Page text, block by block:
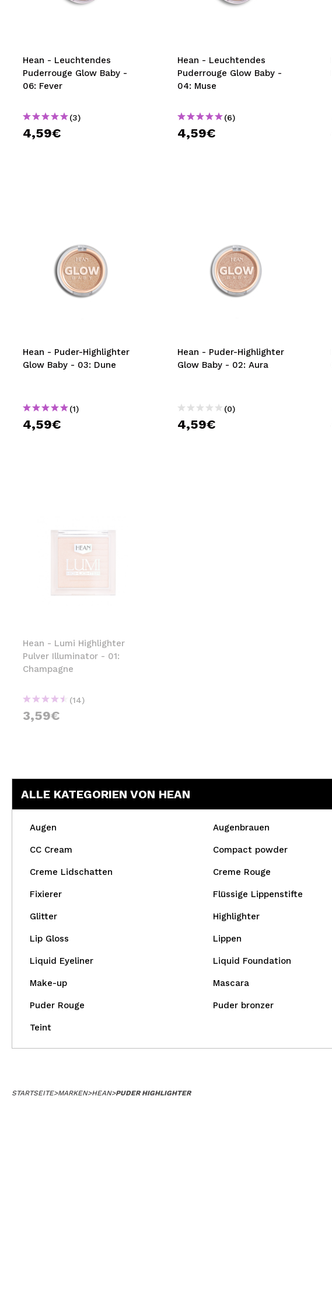
TRAVEL SIZE
NATURE
SPECIALS
OUTLET
Hean - Leuchtendes
Puderrouge Glow Baby -
06: Fever
(3)
4,59€
Hean - Leuchtendes
Puderrouge Glow Baby -
04: Muse
(6)
4,59€
Hean - Puder-Highlighter
Glow Baby - 03: Dune
(1)
4,59€
Hean - Puder-Highlighter
Glow Baby - 02: Aura
(0)
4,59€
Hean - Lumi Highlighter
Pulver Illuminator - 01:
Champagne
(14)
3,59€
ALLE KATEGORIEN VON HEAN
Augen Augenbrauen
CC Cream Compact powder
Creme Lidschatten Creme Rouge
Fixierer Flüssige Lippenstifte
Glitter Highlighter
Lip Gloss Lippen
Liquid Eyeliner Liquid Foundation
Make-up Mascara
Puder Rouge Puder bronzer
Teint
STARTSEITE>MARKEN>HEAN>PUDER HIGHLIGHTER